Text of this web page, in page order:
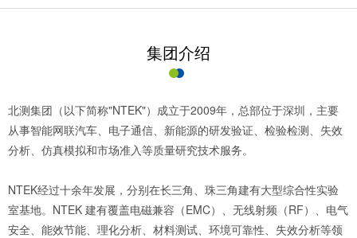
集团介绍
北测集团（以下简称"NTEK"）成立于2009年，总部位于深圳，主要
从事智能网联汽车、电子通信、新能源的研发验证、检验检测、失效
分析、仿真模拟和市场准入等质量研究技术服务。
NTEK经过十余年发展，分别在长三角、珠三角建有大型综合性实验
室基地。NTEK 建有覆盖电磁兼容（EMC）、无线射频（RF）、电气
安全、能效节能、理化分析、材料测试、环境可靠性、失效分析等领